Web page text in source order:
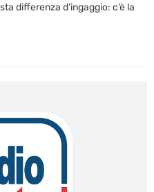
differenza d’ingaggio: c’è la